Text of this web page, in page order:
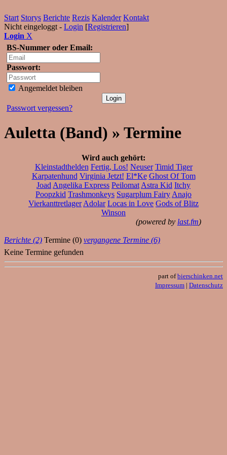
Start Storys Berichte Rezis Kalender Kontakt
Nicht eingeloggt - Login [Registrieren]
Login X
BS-Nummer oder Email:
Passwort:
Angemeldet bleiben
Passwort vergessen?
Auletta (Band) » Termine
Wird auch gehört:
Kleinstadthelden Fertig, Los! Neuser Timid Tiger
Karpatenhund Virginia Jetzt! El*Ke Ghost Of Tom
Joad Angelika Express Peilomat Astra Kid Itchy
Poopzkid Trashmonkeys Sugarplum Fairy Anajo
Vierkanttretlager Adolar Locas in Love Gods of Blitz
Winson
(powered by last.fm)
Berichte (2) Termine (0) vergangene Termine (6)
Keine Termine gefunden
part ofbierschinken.net
Impressum | Datenschutz